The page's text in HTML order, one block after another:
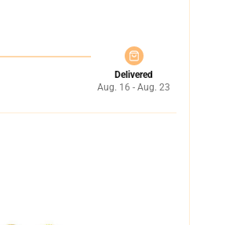
Delivered
Aug. 16 - Aug. 23